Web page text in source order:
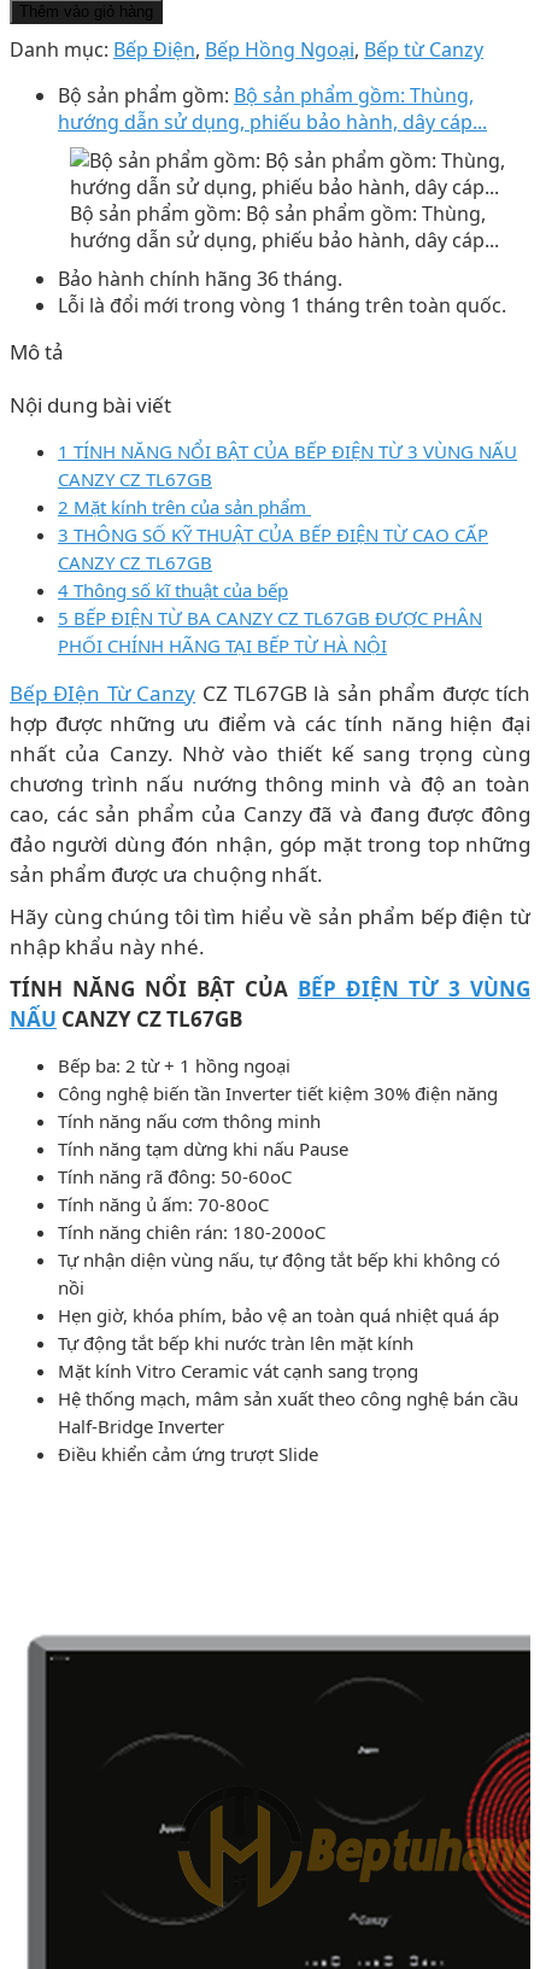
Thêm vào giỏ hàng
Danh mục: Bếp Điện, Bếp Hồng Ngoại, Bếp từ Canzy
Bộ sản phẩm gồm: Bộ sản phẩm gồm: Thùng,
hướng dẫn sử dụng, phiếu bảo hành, dây cáp...
Bộ sản phẩm gồm: Bộ sản phẩm gồm: Thùng,
hướng dẫn sử dụng, phiếu bảo hành, dây cáp...
Bảo hành chính hãng 36 tháng.
Lỗi là đổi mới trong vòng 1 tháng trên toàn quốc.
Mô tả
Nội dung bài viết
1 TÍNH NĂNG NỔI BẬT CỦA BẾP ĐIỆN TỪ 3 VÙNG NẤU
CANZY CZ TL67GB
2 Mặt kính trên của sản phẩm
3 THÔNG SỐ KỸ THUẬT CỦA BẾP ĐIỆN TỪ CAO CẤP
CANZY CZ TL67GB
4 Thông số kĩ thuật của bếp
5 BẾP ĐIỆN TỪ BA CANZY CZ TL67GB ĐƯỢC PHÂN
PHỐI CHÍNH HÃNG TẠI BẾP TỪ HÀ NỘI
Bếp ĐIện Từ Canzy CZ TL67GB là sản phẩm được tích
hợp được những ưu điểm và các tính năng hiện đại
nhất của Canzy. Nhờ vào thiết kế sang trọng cùng
chương trình nấu nướng thông minh và độ an toàn
cao, các sản phẩm của Canzy đã và đang được đông
đảo người dùng đón nhận, góp mặt trong top những
sản phẩm được ưa chuộng nhất.
Hãy cùng chúng tôi tìm hiểu về sản phẩm bếp điện từ
nhập khẩu này nhé.
TÍNH NĂNG NỔI BẬT CỦA BẾP ĐIỆN TỪ 3 VÙNG
NẤU CANZY CZ TL67GB
Bếp ba: 2 từ + 1 hồng ngoại
Công nghệ biến tần Inverter tiết kiệm 30% điện năng
Tính năng nấu cơm thông minh
Tính năng tạm dừng khi nấu Pause
Tính năng rã đông: 50-60oC
Tính năng ủ ấm: 70-80oC
Tính năng chiên rán: 180-200oC
Tự nhận diện vùng nấu, tự động tắt bếp khi không có
nồi
Hẹn giờ, khóa phím, bảo vệ an toàn quá nhiệt quá áp
Tự động tắt bếp khi nước tràn lên mặt kính
Mặt kính Vitro Ceramic vát cạnh sang trọng
Hệ thống mạch, mâm sản xuất theo công nghệ bán cầu
Half-Bridge Inverter
Điều khiển cảm ứng trượt Slide